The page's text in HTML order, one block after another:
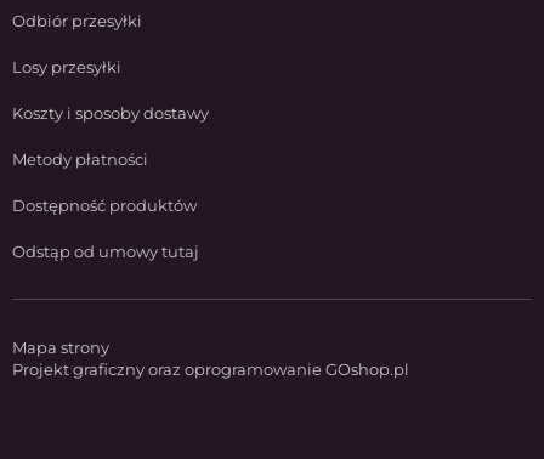
Odbiór przesyłki
Losy przesyłki
Koszty i sposoby dostawy
Metody płatności
Dostępność produktów
Odstąp od umowy tutaj
Mapa strony
Projekt graficzny oraz oprogramowanie GOshop.pl